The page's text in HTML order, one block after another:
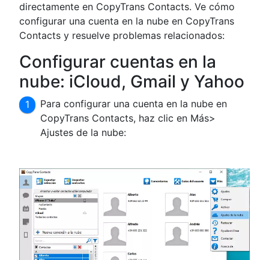
directamente en CopyTrans Contacts. Ve cómo
configurar una cuenta en la nube en CopyTrans
Contacts y resuelve problemas relacionados:
Configurar cuentas en la
nube: iCloud, Gmail y Yahoo
Para configurar una cuenta en la nube en
CopyTrans Contacts, haz clic en Más>
Ajustes de la nube: